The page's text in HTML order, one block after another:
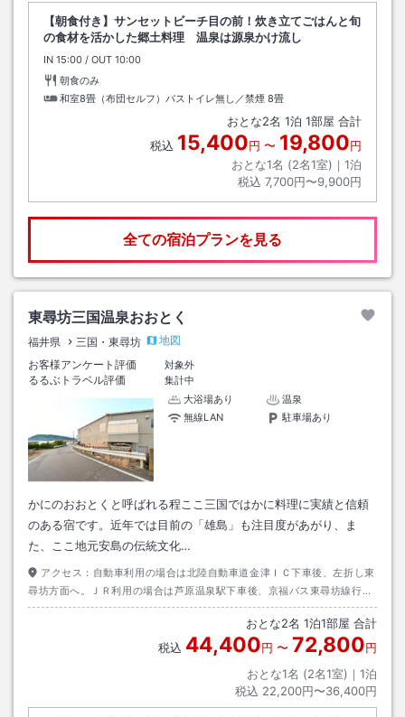
【朝食付き】サンセットビーチ目の前！炊き立てごはんと旬
の食材を活かした郷土料理 温泉は源泉かけ流し
IN チェックイン
15:00 / OUT チェックアウト
10:00
朝食のみ
和室8畳（布団セルフ）バストイレ無し／禁煙 8畳
おとな2名 1泊 1部屋 合計
税込 15,400円 〜 19,800円
おとな1名 (2名1室)｜ 1泊
税込 7,700円〜9,900円
全ての宿泊プランを見る
東尋坊三国温泉おおとく
福井県 三国・東尋坊
地図
お客様アンケート評価
対象外
るるぶトラベル評価
集計中
大浴場あり
温泉
無線LAN
駐車場あり
かにのおおとくと呼ばれる程ここ三国ではかに料理に実績と信頼
のある宿です。近年では目前の「雄島」も注目度があがり、ま
た、ここ地元安島の伝統文化…
アクセス： 自動車利用の場合は北陸自動車道金津ＩＣ下車後、左折し東
尋坊方面へ。ＪＲ利用の場合は芦原温泉駅下車後、京福バス東尋坊線行き
乗車し雄島バス停下車徒歩約３分。タクシー利用時は約２０分。
おとな2名 1泊1部屋 合計
税込 44,400円 〜 72,800円
おとな1名 (2名1室)｜ 1泊
税込 22,200円〜36,400円